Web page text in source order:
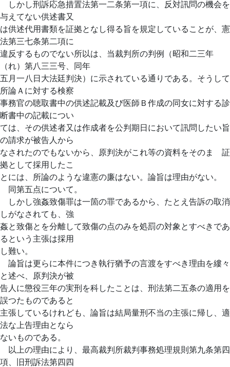
しかし刑訴応急措置法第一二条第一項に、反対訊問の機会を
与えてない供述書又
は供述代用書類を証拠となし得る旨を規定していることが、憲
法第三七条第二項に
違反するものでない所以は、当裁判所の判例（昭和二三年
（れ）第八三三号、同年
五月一八日大法廷判決）に示されている通りである。そうして
所論Ａに対する検察
事務官の聴取書中の供述記載及び医師Ｂ作成の同女に対する診
断書中の記載につい
ては、その供述者又は作成者を公判期日において訊問したい旨
の請求が被告人から
なされたのでもないから、原判決がこれ等の資料をそのまゝ証
拠として採用したこ
とには、所論のような違憲の廉はない。論旨は理由がない。
同第五点について。
しかし強姦致傷罪は一箇の罪であるから、たとえ告訴の取消
しがなされても、強
姦と致傷とを分離して致傷の点のみを処罰の対象とすべきであ
るという主張は採用
し難い。
論旨は更らに本件につき執行猶予の言渡をすべき理由を縷々
と述べ、原判決が被
告人に懲役三年の実刑を科したことは、刑法第二五条の適用を
誤つたものであると
主張しているけれども、論旨は結局量刑不当の主張に帰し、適
法な上告理由となら
ないものである。
以上の理由により、最高裁判所裁判事務処理規則第九条第四
項、旧刑訴法第四四